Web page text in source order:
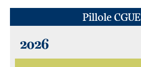
Pillole CGUE
2026